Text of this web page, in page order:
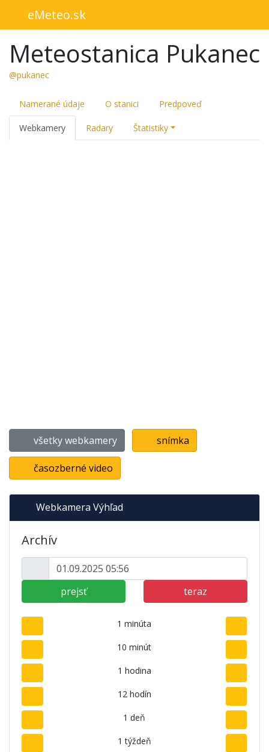
eMeteo.sk
Meteostanica Pukanec
@pukanec
Namerané údaje O stanici Predpoveď
Webkamery Radary Štatistiky
všetky webkamery snímka
časozberné video
Webkamera Výhľad
Archív
prejsť teraz
1 minúta
10 minút
1 hodina
12 hodín
1 deň
1 týždeň